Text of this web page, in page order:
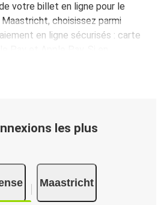
votre billet en ligne pour le
choisissez parmi
en ligne sécurisés : carte
d'acheter votre billet dans l’un de
les plus
Maastricht